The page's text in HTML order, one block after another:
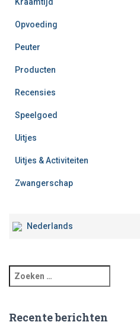
Opvoeding
Peuter
Producten
Recensies
Speelgoed
Uitjes
Uitjes & Activiteiten
Zwangerschap
Nederlands
Recente berichten